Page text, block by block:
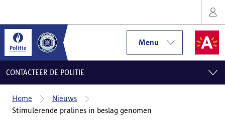
Menu
CONTACTEER DE POLITIE
Home
Nieuws
Stimulerende pralines in beslag genomen